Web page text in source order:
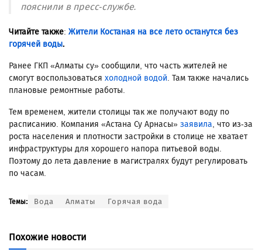
пояснили в пресс-службе.
Читайте также: Жители Костаная на все лето останутся без
горячей воды.
Ранее ГКП «Алматы су» сообщили, что часть жителей не
смогут воспользоваться холодной водой. Там также начались
плановые ремонтные работы.
Тем временем, жители столицы так же получают воду по
расписанию. Компания «Астана Су Арнасы» заявила, что из-за
роста населения и плотности застройки в столице не хватает
инфраструктуры для хорошего напора питьевой воды.
Поэтому до лета давление в магистралях будут регулировать
по часам.
Темы: Вода Алматы Горячая вода
Похожие новости